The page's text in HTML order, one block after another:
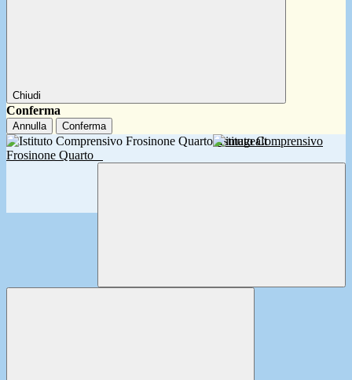
Chiudi
Conferma
Annulla Conferma
Istituto Comprensivo
Frosinone Quarto